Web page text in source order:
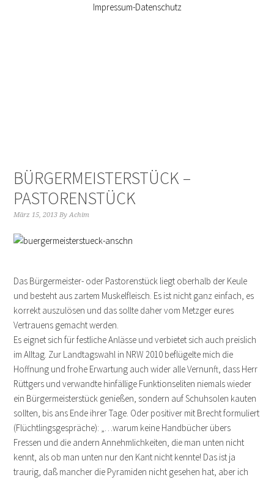
Impressum-Datenschutz
BÜRGERMEISTERSTÜCK –
PASTORENSTÜCK
März 15, 2013 ByAchim
Das Bürgermeister- oder Pastorenstück liegt oberhalb der Keule
und besteht aus zartem Muskelfleisch. Es ist nicht ganz einfach, es
korrekt auszulösen und das sollte daher vom Metzger eures
Vertrauens gemacht werden.
Es eignet sich für festliche Anlässe und verbietet sich auch preislich
im Alltag. Zur Landtagswahl in NRW 2010 beflügelte mich die
Hoffnung und frohe Erwartung auch wider alle Vernunft, dass Herr
Rüttgers und verwandte hinfällige Funktionseliten niemals wieder
ein Bürgermeisterstück genießen, sondern auf Schuhsolen kauten
sollten, bis ans Ende ihrer Tage. Oder positiver mit Brecht formuliert
(Flüchtlingsgespräche): „…warum keine Handbücher übers
Fressen und die andern Annehmlichkeiten, die man unten nicht
kennt, als ob man unten nur den Kant nicht kennte! Das ist ja
traurig, daß mancher die Pyramiden nicht gesehen hat, aber ich